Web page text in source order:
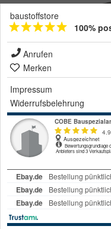
baustoffstore
100%
Anrufen
Merken
Impressum
Widerrufsbelehrung